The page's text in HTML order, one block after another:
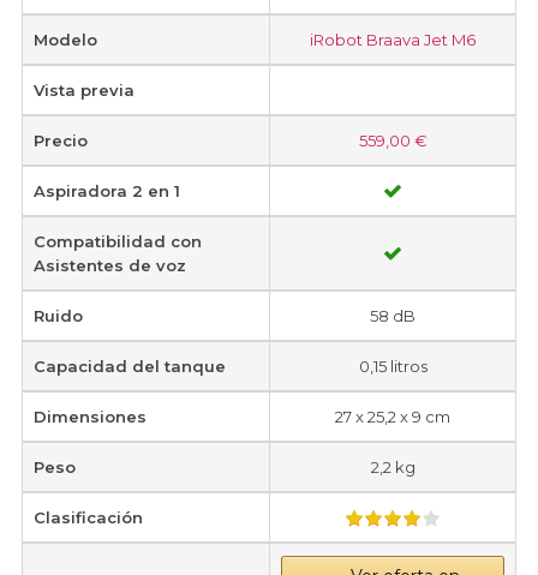
Modelo iRobot Braava Jet M6
Vista previa
Precio 559,00 €
Aspiradora 2 en 1
Compatibilidad con
Asistentes de voz
Ruido 58 dB
Capacidad del tanque 0,15 litros
Dimensiones 27 x 25,2 x 9 cm
Peso 2,2 kg
Clasificación